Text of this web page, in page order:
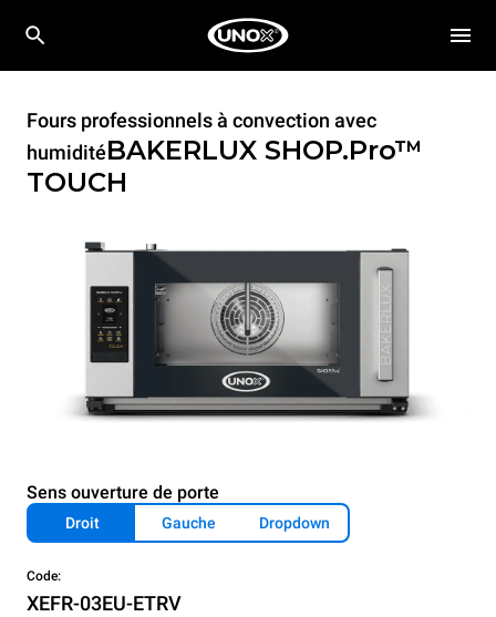
Fours professionnels à convection avec
humiditéBAKERLUX SHOP.Pro™
TOUCH
Sens ouverture de porte
Droit Gauche Dropdown
Code:
XEFR-03EU-ETRV